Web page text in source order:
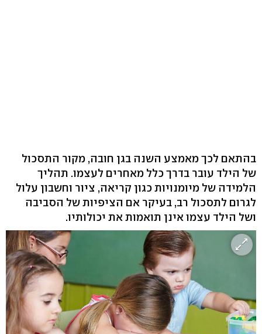
בהתאם לכך מאמצע השנה בגן חובה, מקור התסכול
של הילד עובר בדרך כלל מאחרים לעצמו. תהליך
הלמידה של מיומנויות כגון קריאה, ציור וחשבון עלול
לגרום לתסכול רב, בעיקר אם הציפיות של הסביבה
ושל הילד עצמו אינן תואמות את יכולותיו.